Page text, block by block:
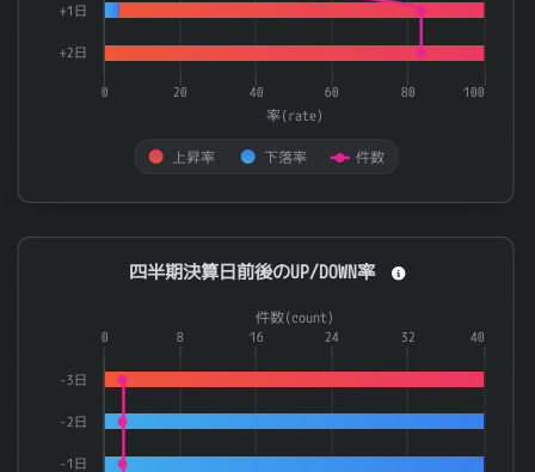
率(rate)
上昇率 下落率 件数
+1日
+2日
0 20 40 60 80 100
End of interactive chart.
四半期決算日前後のUP/DOWN率
Combination chart with 3 data series.
The chart has 1 X axis displaying categories.
The chart has 2 Y axes displaying 率(rate) and 件数(count).
件数(count)
-3日
-2日
-1日
0 8 16 24 32 40
四半期決算日前後のUP/DOWN率